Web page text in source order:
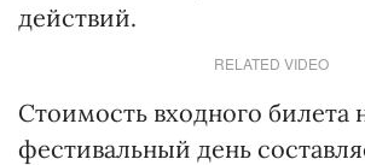
действий.
RELATED VIDEO
Стоимость входного билета
фестивальный день